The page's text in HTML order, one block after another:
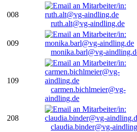
008
ruth.alt@vg-aindling.de
009
monika.barl@vg-
109
carmen.bichlmeier@vg-
aindling.de
208
claudia.binder@vg-